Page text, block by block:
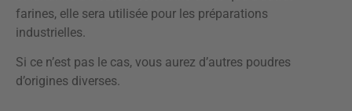
farines, elle sera utilisée pour les préparations
industrielles.
Si ce n’est pas le cas, vous aurez d’autres poudres
d’origines diverses.